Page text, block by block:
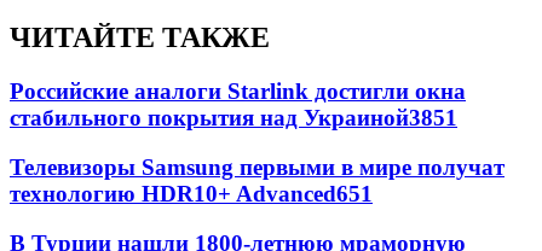
ЧИТАЙТЕ ТАКЖЕ
Российские аналоги Starlink достигли окна
стабильного покрытия над Украиной3851
Телевизоры Samsung первыми в мире получат
технологию HDR10+ Advanced651
В Турции нашли 1800-летнюю мраморную